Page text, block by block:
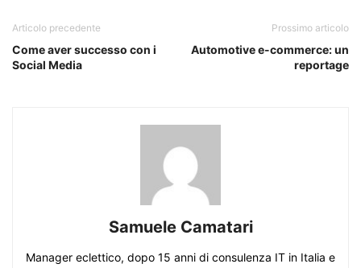
Articolo precedente
Come aver successo con i
Social Media
Prossimo articolo
Automotive e-commerce: un
reportage
Samuele Camatari
Manager eclettico, dopo 15 anni di consulenza IT in Italia e